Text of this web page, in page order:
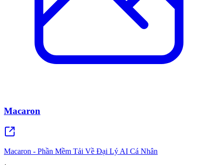
Macaron
Macaron - Phần Mềm Tải Về Đại Lý AI Cá Nhân